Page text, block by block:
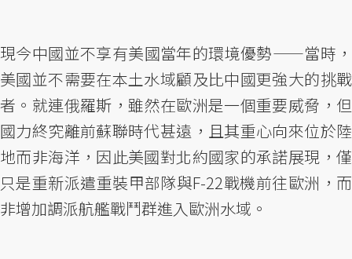
現今中國並不享有美國當年的環境優勢——當時，
美國並不需要在本土水域顧及比中國更強大的挑戰
者。就連俄羅斯，雖然在歐洲是一個重要威脅，但
國力終究離前蘇聯時代甚遠，且其重心向來位於陸
地而非海洋，因此美國對北約國家的承諾展現，僅
只是重新派遣重裝甲部隊與F-22戰機前往歐洲，而
非增加調派航艦戰鬥群進入歐洲水域。